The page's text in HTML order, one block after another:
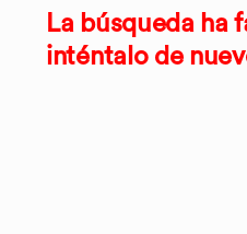
La búsqueda ha
inténtalo de